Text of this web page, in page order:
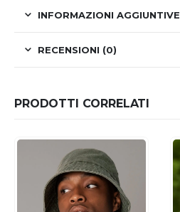
INFORMAZIONI AGGIUNTIVE
RECENSIONI (0)
PRODOTTI CORRELATI